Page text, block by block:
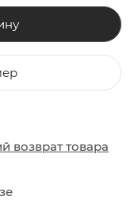
возврат товара